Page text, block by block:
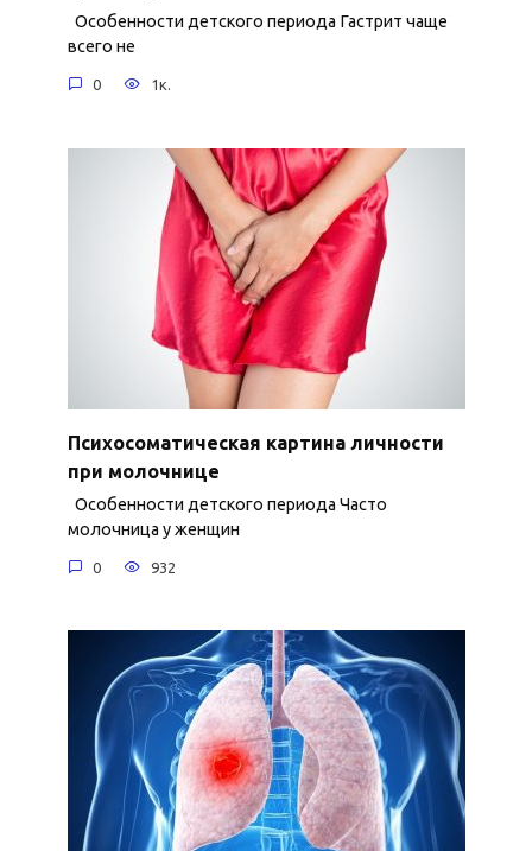
Особенности детского периода Гастрит чаще
всего не
0 1к.
Психосоматическая картина личности
при молочнице
Особенности детского периода Часто
молочница у женщин
0 932